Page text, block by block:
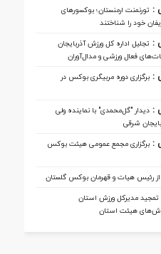
: تورنمنت ارمنستان؛ بوکسورهای
خود را شناختند
: تجلیل اداره کل ورزش آذربایجان
فعال ورزشی و مدال‌آوران
: برگزاری دوره مربیگری بوکس در
: دیدار "گل‌محمدی" با نماینده ولی
شرقی
: برگزاری مجمع عمومی هیئت بوکس
رئیس هیات و قهرمان بوکس گلستان
تمجید مدیرکل ورزش استان
هیئت استان